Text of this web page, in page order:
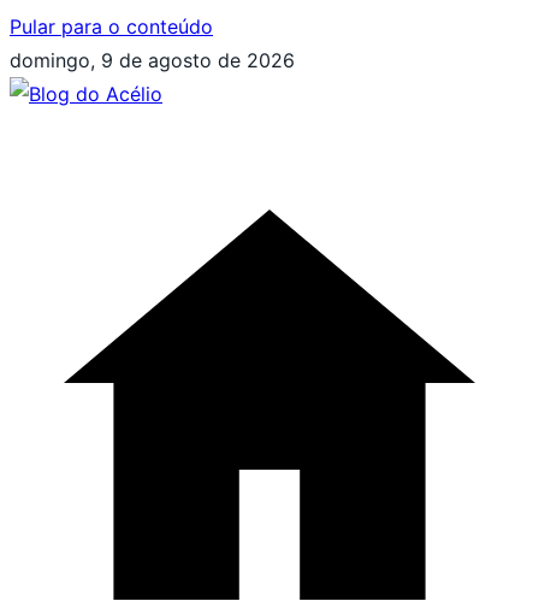
Pular para o conteúdo
domingo, 9 de agosto de 2026